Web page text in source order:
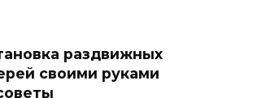
раздвижных
своими руками